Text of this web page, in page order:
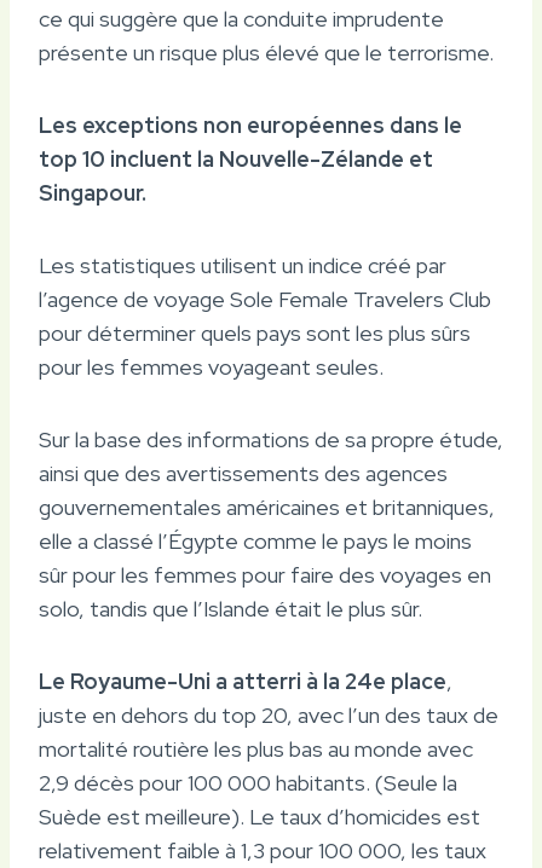
ce qui suggère que la conduite imprudente
présente un risque plus élevé que le terrorisme.
Les exceptions non européennes dans le
top 10 incluent la Nouvelle-Zélande et
Singapour.
Les statistiques utilisent un indice créé par
l’agence de voyage Sole Female Travelers Club
pour déterminer quels pays sont les plus sûrs
pour les femmes voyageant seules.
Sur la base des informations de sa propre étude,
ainsi que des avertissements des agences
gouvernementales américaines et britanniques,
elle a classé l’Égypte comme le pays le moins
sûr pour les femmes pour faire des voyages en
solo, tandis que l’Islande était le plus sûr.
Le Royaume-Uni a atterri à la 24e place,
juste en dehors du top 20, avec l’un des taux de
mortalité routière les plus bas au monde avec
2,9 décès pour 100 000 habitants. (Seule la
Suède est meilleure). Le taux d’homicides est
relativement faible à 1,3 pour 100 000, les taux